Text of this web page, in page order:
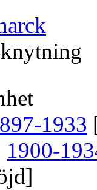
1933
1900-